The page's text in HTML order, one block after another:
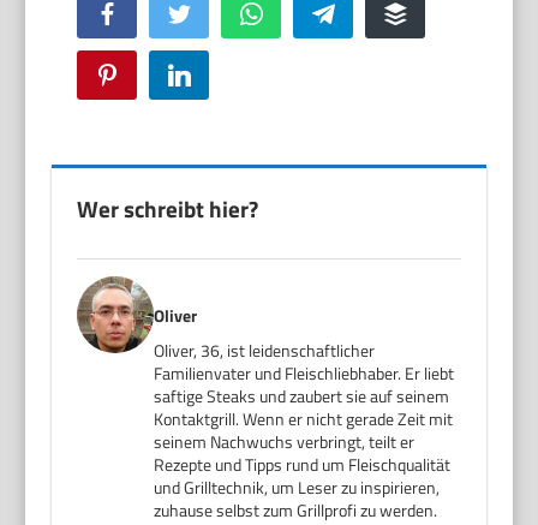
Facebook Twitter WhatsApp Telegram Buffer
Pinterest LinkedIn
Wer schreibt hier?
Oliver
Oliver, 36, ist leidenschaftlicher
Familienvater und Fleischliebhaber. Er liebt
saftige Steaks und zaubert sie auf seinem
Kontaktgrill. Wenn er nicht gerade Zeit mit
seinem Nachwuchs verbringt, teilt er
Rezepte und Tipps rund um Fleischqualität
und Grilltechnik, um Leser zu inspirieren,
zuhause selbst zum Grillprofi zu werden.